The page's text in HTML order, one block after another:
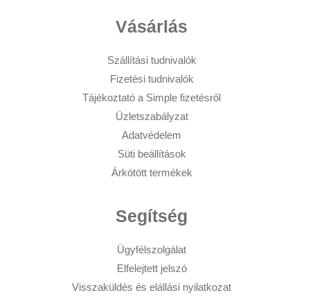
Vásárlás
Szállítási tudnivalók
Fizetési tudnivalók
Tájékoztató a Simple fizetésről
Üzletszabályzat
Adatvédelem
Süti beállítások
Árkötött termékek
Segítség
Ügyfélszolgálat
Elfelejtett jelszó
Visszaküldés és elállási nyilatkozat